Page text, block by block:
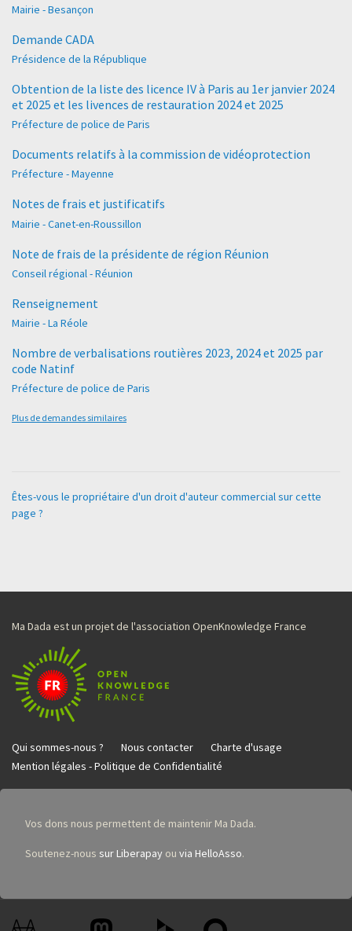
Mairie - Besançon
Demande CADA
Présidence de la République
Obtention de la liste des licence IV à Paris au 1er janvier 2024
et 2025 et les livences de restauration 2024 et 2025
Préfecture de police de Paris
Documents relatifs à la commission de vidéoprotection
Préfecture - Mayenne
Notes de frais et justificatifs
Mairie - Canet-en-Roussillon
Note de frais de la présidente de région Réunion
Conseil régional - Réunion
Renseignement
Mairie - La Réole
Nombre de verbalisations routières 2023, 2024 et 2025 par
code Natinf
Préfecture de police de Paris
Plus de demandes similaires
Êtes-vous le propriétaire d'un droit d'auteur commercial sur cette
page ?
Ma Dada est un projet de l'association OpenKnowledge France
Qui sommes-nous ? Nous contacter
Charte d'usage
Mention légales - Politique de Confidentialité
Vos dons nous permettent de maintenir Ma Dada.
Soutenez-nous sur Liberapay ou via HelloAsso.